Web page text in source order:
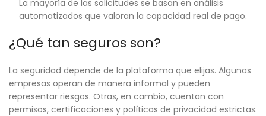
La mayoría de las solicitudes se basan en análisis
automatizados que valoran la capacidad real de pago.
¿Qué tan seguros son?
La seguridad depende de la plataforma que elijas. Algunas
empresas operan de manera informal y pueden
representar riesgos. Otras, en cambio, cuentan con
permisos, certificaciones y políticas de privacidad estrictas.